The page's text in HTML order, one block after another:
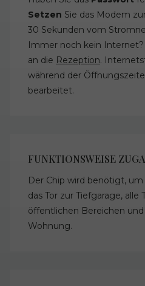
Setzen Sie das Modem
30 Sekunden vom
Immer noch kein
an die Rezeption.
während der
bearbeitet.
FUNKTIONSWEISE
Der Chip wird benötigt,
das Tor zur Tiefgarage, alle
öffentlichen Bereichen
Wohnung.